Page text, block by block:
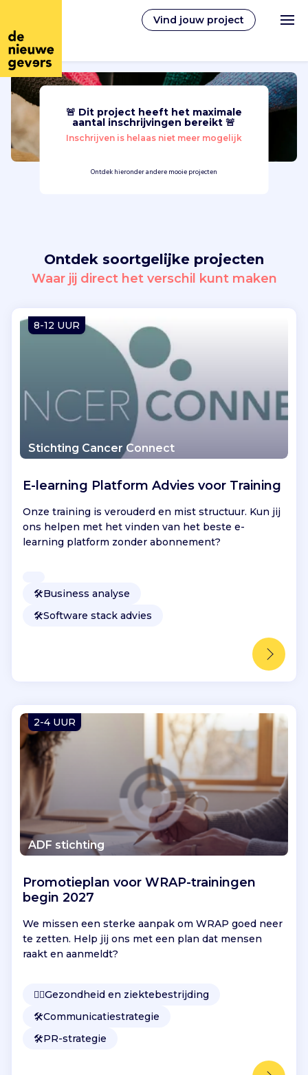
Vind jouw project
Nederlands
Vrijwilligerswerk
Vind jouw project
Inloggen
🚨 Dit project heeft het maximale
aantal inschrijvingen bereikt 🚨
Inschrijven is helaas niet meer mogelijk
Ontdek hieronder andere mooie projecten
Ontdek soortgelijke projecten
Waar jij direct het verschil kunt maken
8-12 UUR
Stichting Cancer Connect
E-learning Platform Advies voor Training
Onze training is verouderd en mist structuur. Kun jij
ons helpen met het vinden van het beste e-
learning platform zonder abonnement?
🛠️Business analyse
🛠️Software stack advies
2-4 UUR
ADF stichting
Promotieplan voor WRAP-trainingen
begin 2027
We missen een sterke aanpak om WRAP goed neer
te zetten. Help jij ons met een plan dat mensen
raakt en aanmeldt?
👩‍⚕️Gezondheid en ziektebestrijding
🛠️Communicatiestrategie
🛠️PR-strategie